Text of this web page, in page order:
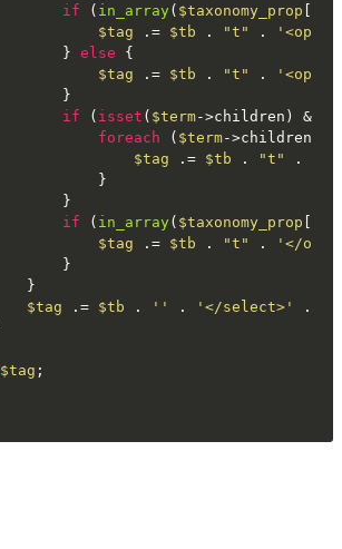
if ( in_array ( $taxonomy_prop
$tag .= $tb . "t" .
				}
else {
$tag .= $tb . "t" .
if ( isset ( $term->children) &&
foreach ( $term->children
$tag .= $tb . "t" .
if ( in_array ( $taxonomy_prop
$tag .= $tb . "t" .
'</
$tag .= $tb . '' . '</select>' .
$tag ;